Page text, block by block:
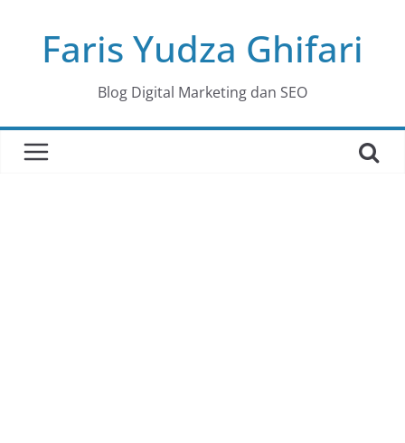
contentFaris Yudza Ghifari
Blog Digital Marketing dan SEO